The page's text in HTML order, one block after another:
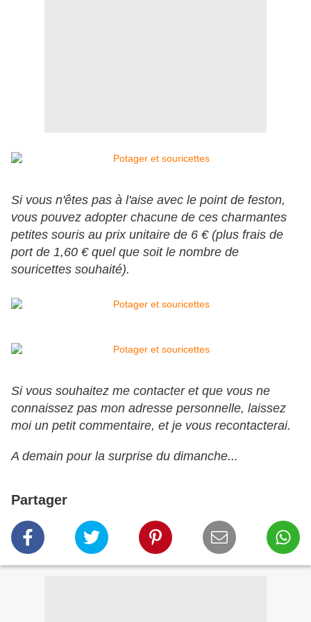
Si vous n'êtes pas à l'aise avec le point de feston,
vous pouvez adopter chacune de ces charmantes
petites souris au prix unitaire de 6 € (plus frais de
port de 1,60 € quel que soit le nombre de
souricettes souhaité).
Si vous souhaitez me contacter et que vous ne
connaissez pas mon adresse personnelle, laissez
moi un petit commentaire, et je vous recontacterai.
A demain pour la surprise du dimanche...
Partager